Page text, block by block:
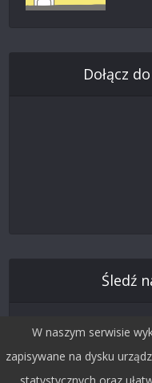
Dołącz
Śledź
W naszym serwisie
zapisywane na dysku